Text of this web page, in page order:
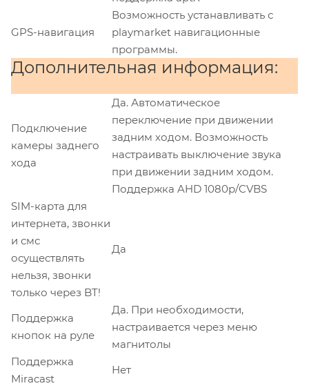
GPS-навигация
Возможность устанавливать с
playmarket навигационные
программы.
Дополнительная информация:
Подключение
камеры заднего
хода
Да. Автоматическое
переключение при движении
задним ходом. Возможность
настраивать выключение звука
при движении задним ходом.
Поддержка AHD 1080p/CVBS
SIM-карта для
интернета, звонки
и смс
осуществлять
нельзя, звонки
только через BT!
Да
Поддержка
кнопок на руле
Да. При необходимости,
настраивается через меню
магнитолы
Поддержка
Miracast
Нет